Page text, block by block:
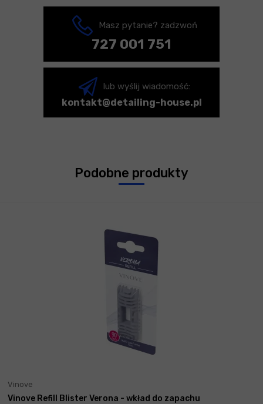
Masz pytanie? zadzwoń
727 001 751
lub wyślij wiadomość:
kontakt@detailing-house.pl
Podobne produkty
Vinove
Vinove Refill Blister Verona - wkład do zapachu